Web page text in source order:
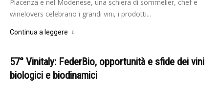
Piacenza e nel Modenese, una schiera di sommelier, chef e
winelovers celebrano i grandi vini, i prodotti...
Continua a leggere
57° Vinitaly: FederBio, opportunità e sfide dei vini
biologici e biodinamici
Elisabetta Gori 4 Aprile 2025